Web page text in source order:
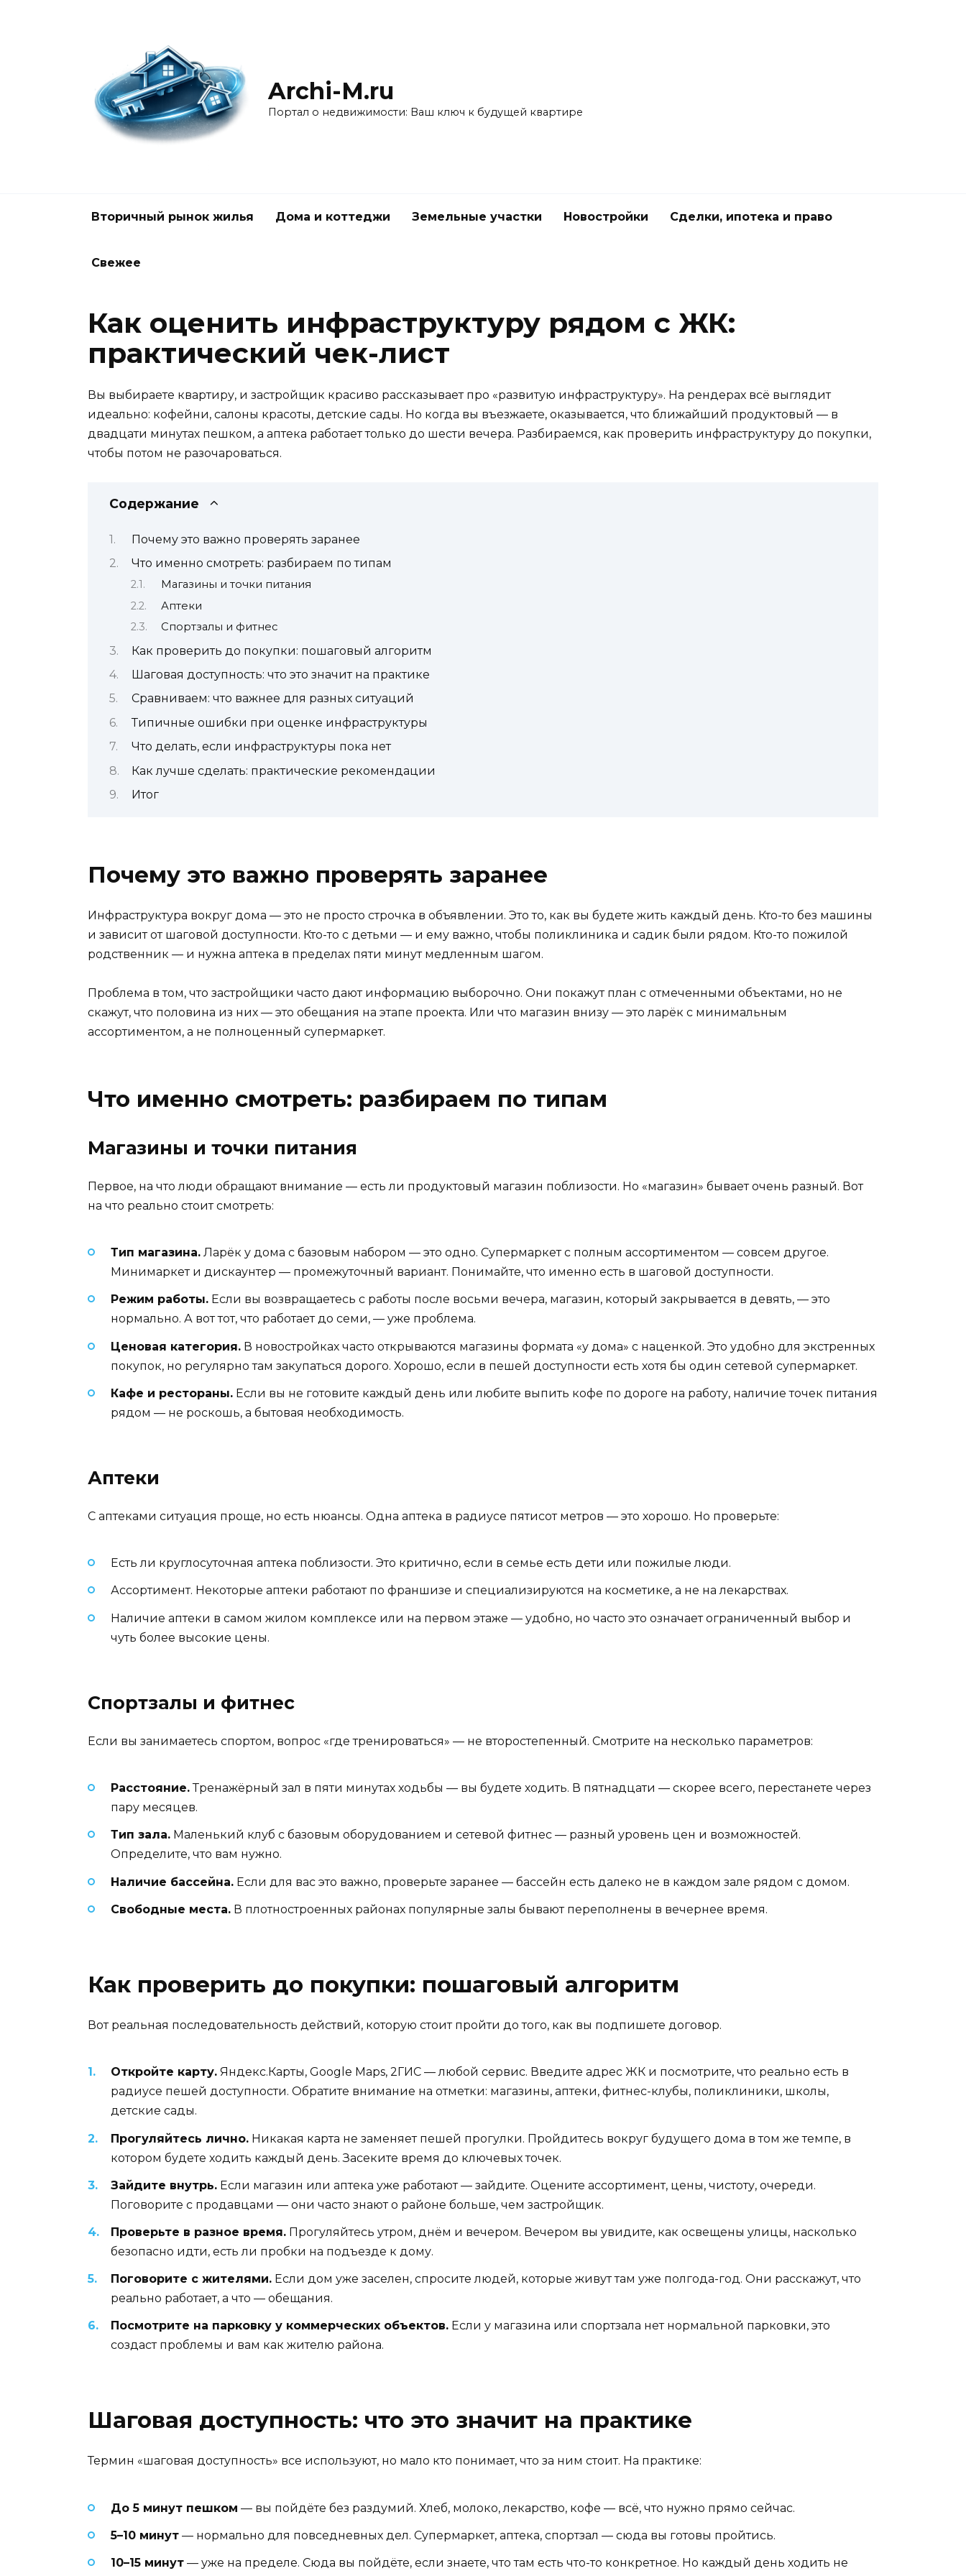
Archi-M.ru
Портал о недвижимости: Ваш ключ к будущей квартире
Вторичный рынок жилья Дома и коттеджи Земельные участки Новостройки Сделки, ипотека и право
Свежее
Как оценить инфраструктуру рядом с ЖК:
практический чек-лист
Вы выбираете квартиру, и застройщик красиво рассказывает про «развитую инфраструктуру». На рендерах всё выглядит
идеально: кофейни, салоны красоты, детские сады. Но когда вы въезжаете, оказывается, что ближайший продуктовый — в
двадцати минутах пешком, а аптека работает только до шести вечера. Разбираемся, как проверить инфраструктуру до покупки,
чтобы потом не разочароваться.
Содержание
Почему это важно проверять заранее
Что именно смотреть: разбираем по типам
Магазины и точки питания
Аптеки
Спортзалы и фитнес
Как проверить до покупки: пошаговый алгоритм
Шаговая доступность: что это значит на практике
Сравниваем: что важнее для разных ситуаций
Типичные ошибки при оценке инфраструктуры
Что делать, если инфраструктуры пока нет
Как лучше сделать: практические рекомендации
Итог
Почему это важно проверять заранее
Инфраструктура вокруг дома — это не просто строчка в объявлении. Это то, как вы будете жить каждый день. Кто-то без машины
и зависит от шаговой доступности. Кто-то с детьми — и ему важно, чтобы поликлиника и садик были рядом. Кто-то пожилой
родственник — и нужна аптека в пределах пяти минут медленным шагом.
Проблема в том, что застройщики часто дают информацию выборочно. Они покажут план с отмеченными объектами, но не
скажут, что половина из них — это обещания на этапе проекта. Или что магазин внизу — это ларёк с минимальным
ассортиментом, а не полноценный супермаркет.
Что именно смотреть: разбираем по типам
Магазины и точки питания
Первое, на что люди обращают внимание — есть ли продуктовый магазин поблизости. Но «магазин» бывает очень разный. Вот
на что реально стоит смотреть:
Тип магазина. Ларёк у дома с базовым набором — это одно. Супермаркет с полным ассортиментом — совсем другое.
Минимаркет и дискаунтер — промежуточный вариант. Понимайте, что именно есть в шаговой доступности.
Режим работы. Если вы возвращаетесь с работы после восьми вечера, магазин, который закрывается в девять, — это
нормально. А вот тот, что работает до семи, — уже проблема.
Ценовая категория. В новостройках часто открываются магазины формата «у дома» с наценкой. Это удобно для экстренных
покупок, но регулярно там закупаться дорого. Хорошо, если в пешей доступности есть хотя бы один сетевой супермаркет.
Кафе и рестораны. Если вы не готовите каждый день или любите выпить кофе по дороге на работу, наличие точек питания
рядом — не роскошь, а бытовая необходимость.
Аптеки
С аптеками ситуация проще, но есть нюансы. Одна аптека в радиусе пятисот метров — это хорошо. Но проверьте:
Есть ли круглосуточная аптека поблизости. Это критично, если в семье есть дети или пожилые люди.
Ассортимент. Некоторые аптеки работают по франшизе и специализируются на косметике, а не на лекарствах.
Наличие аптеки в самом жилом комплексе или на первом этаже — удобно, но часто это означает ограниченный выбор и
чуть более высокие цены.
Спортзалы и фитнес
Если вы занимаетесь спортом, вопрос «где тренироваться» — не второстепенный. Смотрите на несколько параметров:
Расстояние.Тренажёрный зал в пяти минутах ходьбы — вы будете ходить. В пятнадцати — скорее всего, перестанете через
пару месяцев.
Тип зала. Маленький клуб с базовым оборудованием и сетевой фитнес — разный уровень цен и возможностей.
Определите, что вам нужно.
Наличие бассейна. Если для вас это важно, проверьте заранее — бассейн есть далеко не в каждом зале рядом с домом.
Свободные места. В плотностроенных районах популярные залы бывают переполнены в вечернее время.
Как проверить до покупки: пошаговый алгоритм
Вот реальная последовательность действий, которую стоит пройти до того, как вы подпишете договор.
Откройте карту. Яндекс.Карты, Google Maps, 2ГИС — любой сервис. Введите адрес ЖК и посмотрите, что реально есть в
радиусе пешей доступности. Обратите внимание на отметки: магазины, аптеки, фитнес-клубы, поликлиники, школы,
детские сады.
Прогуляйтесь лично. Никакая карта не заменяет пешей прогулки. Пройдитесь вокруг будущего дома в том же темпе, в
котором будете ходить каждый день. Засеките время до ключевых точек.
Зайдите внутрь. Если магазин или аптека уже работают — зайдите. Оцените ассортимент, цены, чистоту, очереди.
Поговорите с продавцами — они часто знают о районе больше, чем застройщик.
Проверьте в разное время. Прогуляйтесь утром, днём и вечером. Вечером вы увидите, как освещены улицы, насколько
безопасно идти, есть ли пробки на подъезде к дому.
Поговорите с жителями. Если дом уже заселен, спросите людей, которые живут там уже полгода-год. Они расскажут, что
реально работает, а что — обещания.
Посмотрите на парковку у коммерческих объектов. Если у магазина или спортзала нет нормальной парковки, это
создаст проблемы и вам как жителю района.
Шаговая доступность: что это значит на практике
Термин «шаговая доступность» все используют, но мало кто понимает, что за ним стоит. На практике:
До 5 минут пешком — вы пойдёте без раздумий. Хлеб, молоко, лекарство, кофе — всё, что нужно прямо сейчас.
5–10 минут — нормально для повседневных дел. Супермаркет, аптека, спортзал — сюда вы готовы пройтись.
10–15 минут — уже на пределе. Сюда вы пойдёте, если знаете, что там есть что-то конкретное. Но каждый день ходить не